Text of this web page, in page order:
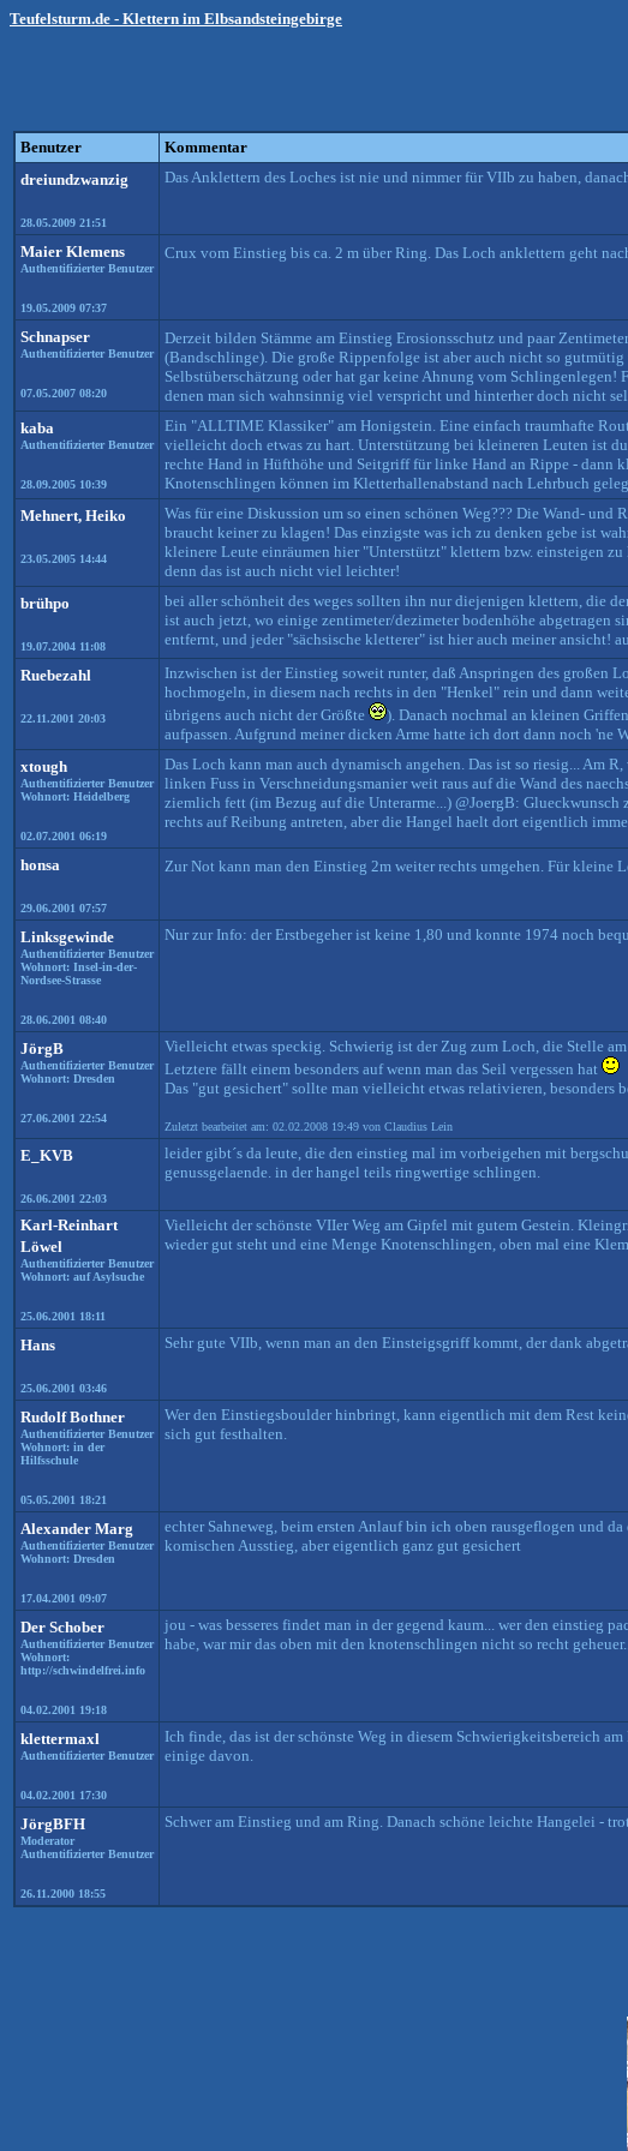
Teufelsturm.de - Klettern im Elbsandsteingebirge
Benutzer Kommentar
dreiundzwanzig
28.05.2009 21:51
Das Anklettern des Loches ist nie und nimmer für VIIb zu haben,
Maier Klemens
Authentifizierter Benutzer
19.05.2009 07:37
Crux vom Einstieg bis ca. 2 m über Ring. Das Loch anklettern geht
Schnapser
Authentifizierter Benutzer
07.05.2007 08:20
Derzeit bilden Stämme am Einstieg Erosionsschutz und paar
(Bandschlinge). Die große Rippenfolge ist aber auch nicht so
Selbstüberschätzung oder hat gar keine Ahnung vom
denen man sich wahnsinnig viel verspricht und hinterher doch nicht
kaba
Authentifizierter Benutzer
28.09.2005 10:39
Ein "ALLTIME Klassiker" am Honigstein. Eine einfach traumhafte
vielleicht doch etwas zu hart. Unterstützung bei kleineren Leuten ist
rechte Hand in Hüfthöhe und Seitgriff für linke Hand an Rippe - dann
Knotenschlingen können im Kletterhallenabstand nach Lehrbuch
Mehnert, Heiko
23.05.2005 14:44
Was für eine Diskussion um so einen schönen Weg??? Die Wand-
braucht keiner zu klagen! Das einzigste was ich zu denken gebe ist
kleinere Leute einräumen hier "Unterstützt" klettern bzw. einsteigen
denn das ist auch nicht viel leichter!
brühpo
19.07.2004 11:08
bei aller schönheit des weges sollten ihn nur diejenigen klettern, die
ist auch jetzt, wo einige zentimeter/dezimeter bodenhöhe abgetragen
entfernt, und jeder "sächsische kletterer" ist hier auch meiner ansicht!
Ruebezahl
22.11.2001 20:03
Inzwischen ist der Einstieg soweit runter, daß Anspringen des großen
hochmogeln, in diesem nach rechts in den "Henkel" rein und dann
übrigens auch nicht der Größte
). Danach nochmal an kleinen
aufpassen. Aufgrund meiner dicken Arme hatte ich dort dann noch 'ne
xtough
Authentifizierter Benutzer
Wohnort: Heidelberg
02.07.2001 06:19
Das Loch kann man auch dynamisch angehen. Das ist so riesig... Am
linken Fuss in Verschneidungsmanier weit raus auf die Wand des
ziemlich fett (im Bezug auf die Unterarme...) @JoergB: Glueckwunsch
rechts auf Reibung antreten, aber die Hangel haelt dort eigentlich
honsa
29.06.2001 07:57
Zur Not kann man den Einstieg 2m weiter rechts umgehen. Für kleine
Linksgewinde
Authentifizierter Benutzer
Wohnort: Insel-in-der-
Nordsee-Strasse
28.06.2001 08:40
Nur zur Info: der Erstbegeher ist keine 1,80 und konnte 1974 noch
JörgB
Authentifizierter Benutzer
Wohnort: Dresden
27.06.2001 22:54
Vielleicht etwas speckig. Schwierig ist der Zug zum Loch, die Stelle
Letztere fällt einem besonders auf wenn man das Seil vergessen hat
Das "gut gesichert" sollte man vielleicht etwas relativieren, besonders
Zuletzt bearbeitet am: 02.02.2008 19:49 von Claudius Lein
E_KVB
26.06.2001 22:03
leider gibt´s da leute, die den einstieg mal im vorbeigehen mit
genussgelaende. in der hangel teils ringwertige schlingen.
Karl-Reinhart
Löwel
Authentifizierter Benutzer
Wohnort: auf Asylsuche
25.06.2001 18:11
Vielleicht der schönste VIIer Weg am Gipfel mit gutem Gestein.
wieder gut steht und eine Menge Knotenschlingen, oben mal eine
Hans
25.06.2001 03:46
Sehr gute VIIb, wenn man an den Einsteigsgriff kommt, der dank
Rudolf Bothner
Authentifizierter Benutzer
Wohnort: in der
Hilfsschule
05.05.2001 18:21
Wer den Einstiegsboulder hinbringt, kann eigentlich mit dem Rest
sich gut festhalten.
Alexander Marg
Authentifizierter Benutzer
Wohnort: Dresden
17.04.2001 09:07
echter Sahneweg, beim ersten Anlauf bin ich oben rausgeflogen und
komischen Ausstieg, aber eigentlich ganz gut gesichert
Der Schober
Authentifizierter Benutzer
Wohnort:
http://schwindelfrei.info
04.02.2001 19:18
jou - was besseres findet man in der gegend kaum... wer den einstieg
habe, war mir das oben mit den knotenschlingen nicht so recht
klettermaxl
Authentifizierter Benutzer
04.02.2001 17:30
Ich finde, das ist der schönste Weg in diesem Schwierigkeitsbereich
einige davon.
JörgBFH
Moderator
Authentifizierter Benutzer
26.11.2000 18:55
Schwer am Einstieg und am Ring. Danach schöne leichte Hangelei -